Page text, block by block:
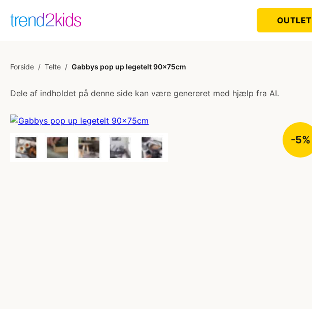
OUTLET
Forside / Telte / Gabbys pop up legetelt 90x75cm
Dele af indholdet på denne side kan være genereret med hjælp fra AI.
-5%